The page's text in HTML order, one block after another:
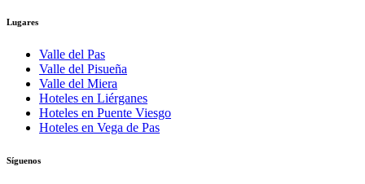
Lugares
Valle del Pas
Valle del Pisueña
Valle del Miera
Hoteles en Liérganes
Hoteles en Puente Viesgo
Hoteles en Vega de Pas
Síguenos